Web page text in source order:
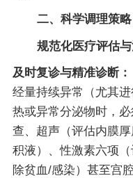
二、科学调理策
规范化医疗评估
及时复诊与精准诊断：
经量持续异常（尤其
热或异常分泌物时，
查、超声（评估内膜
积液）、性激素六项
除贫血/感染）甚至宫